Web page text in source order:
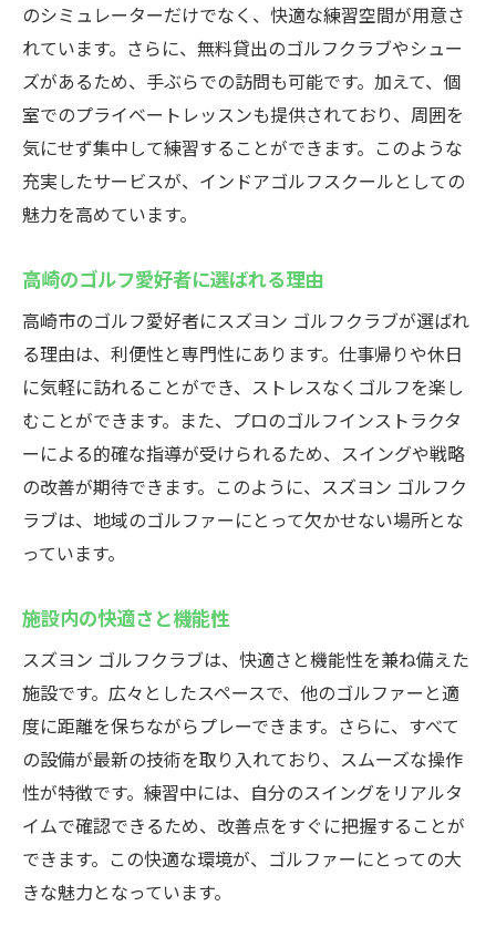
のシミュレーターだけでなく、快適な練習空間が用意さ
れています。さらに、無料貸出のゴルフクラブやシュー
ズがあるため、手ぶらでの訪問も可能です。加えて、個
室でのプライベートレッスンも提供されており、周囲を
気にせず集中して練習することができます。このような
充実したサービスが、インドアゴルフスクールとしての
魅力を高めています。
高崎のゴルフ愛好者に選ばれる理由
高崎市のゴルフ愛好者にスズヨン ゴルフクラブが選ばれ
る理由は、利便性と専門性にあります。仕事帰りや休日
に気軽に訪れることができ、ストレスなくゴルフを楽し
むことができます。また、プロのゴルフインストラクタ
ーによる的確な指導が受けられるため、スイングや戦略
の改善が期待できます。このように、スズヨン ゴルフク
ラブは、地域のゴルファーにとって欠かせない場所とな
っています。
施設内の快適さと機能性
スズヨン ゴルフクラブは、快適さと機能性を兼ね備えた
施設です。広々としたスペースで、他のゴルファーと適
度に距離を保ちながらプレーできます。さらに、すべて
の設備が最新の技術を取り入れており、スムーズな操作
性が特徴です。練習中には、自分のスイングをリアルタ
イムで確認できるため、改善点をすぐに把握することが
できます。この快適な環境が、ゴルファーにとっての大
きな魅力となっています。